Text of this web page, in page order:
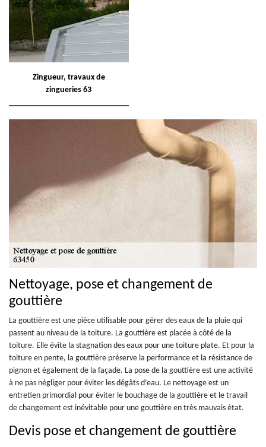
Zingueur, travaux de
zingueries 63
Nettoyage, pose et changement de
gouttière
La gouttière est une pièce utilisable pour gérer des eaux de la pluie qui
passent au niveau de la toiture. La gouttière est placée à côté de la
toiture. Elle évite la stagnation des eaux pour une toiture plate. Et pour la
toiture en pente, la gouttière préserve la performance et la résistance de
pignon et également de la façade. La pose de la gouttière est une activité
à ne pas négliger pour éviter les dégâts d’eau. Le nettoyage est un
entretien primordial pour éviter le bouchage de la gouttière et le travail
de changement est inévitable pour une gouttière en très mauvais état.
Devis pose et changement de gouttière